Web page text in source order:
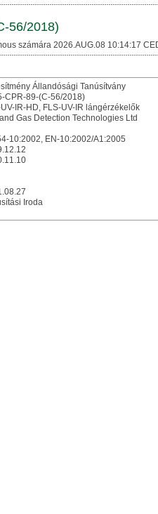
56/2018)
számára 2026.AUG.08 10:14:17
Állandósági Tanúsítvány
CPR-89-(C-56/2018)
UV-IR-HD, FLS-UV-IR lángérzékelők
Gas Detection Technologies Ltd
10:2002, EN-10:2002/A1:2005
Iroda